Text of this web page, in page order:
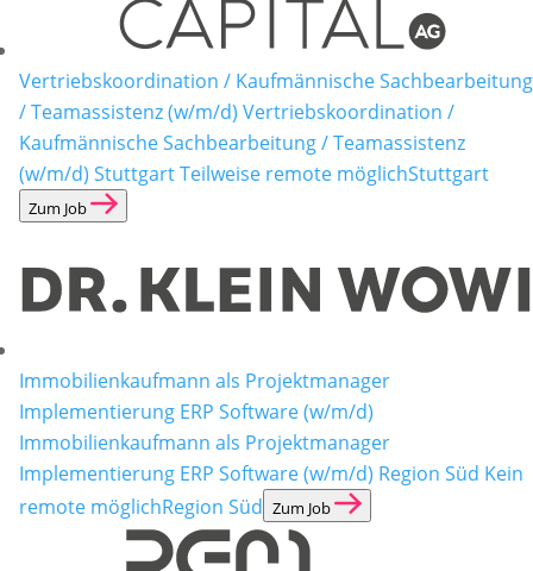
Vertriebskoordination / Kaufmännische Sachbearbeitung
/ Teamassistenz (w/m/d) Vertriebskoordination /
Kaufmännische Sachbearbeitung / Teamassistenz
(w/m/d) Stuttgart Teilweise remote möglichStuttgart
Zum Job
Immobilienkaufmann als Projektmanager
Implementierung ERP Software (w/m/d)
Immobilienkaufmann als Projektmanager
Implementierung ERP Software (w/m/d) Region Süd Kein
remote möglichRegion Süd Zum Job